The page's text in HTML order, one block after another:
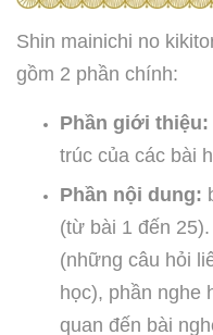
Shin mainichi no
gồm 2 phần chính:
Phần giới thiệu:
trúc của các bài
Phần nội dung:
(từ bài 1 đến
(những câu hỏi
học), phần nghe
quan đến bài